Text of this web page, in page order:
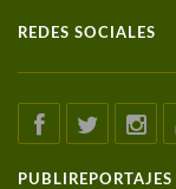
REDES SOCIALES
PUBLIREPORTAJES